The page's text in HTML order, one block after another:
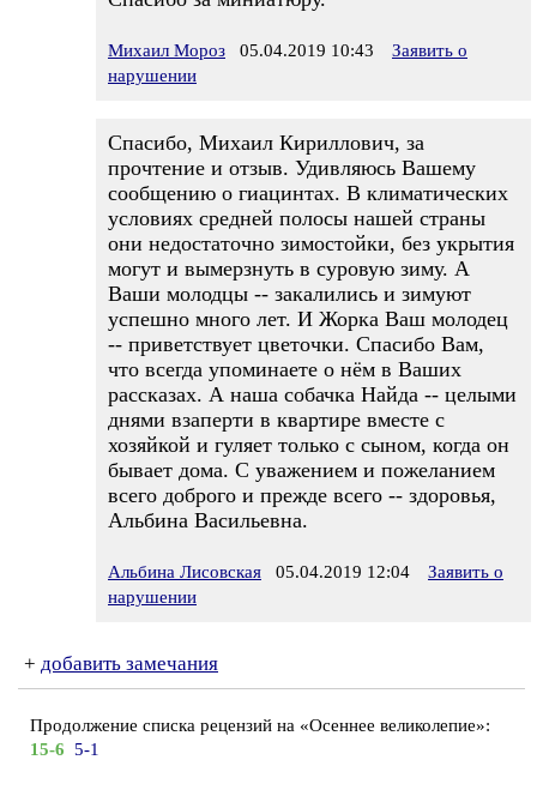
Михаил Мороз 05.04.2019 10:43
Заявить о
нарушении
Спасибо, Михаил Кириллович, за
прочтение и отзыв. Удивляюсь Вашему
сообщению о гиацинтах. В климатических
условиях средней полосы нашей страны
они недостаточно зимостойки, без укрытия
могут и вымерзнуть в суровую зиму. А
Ваши молодцы -- закалились и зимуют
успешно много лет. И Жорка Ваш молодец
-- приветствует цветочки. Спасибо Вам,
что всегда упоминаете о нём в Ваших
рассказах. А наша собачка Найда -- целыми
днями взаперти в квартире вместе с
хозяйкой и гуляет только с сыном, когда он
бывает дома. С уважением и пожеланием
всего доброго и прежде всего -- здоровья,
Альбина Васильевна.
Альбина Лисовская 05.04.2019 12:04
Заявить о
нарушении
+ добавить замечания
Продолжение списка рецензий на «Осеннее великолепие»:
15-6 5-1